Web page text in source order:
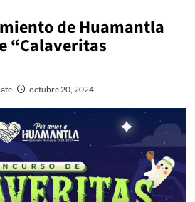
de Huamantla
“Calaveritas
octubre 20, 2024